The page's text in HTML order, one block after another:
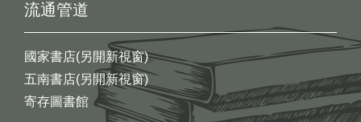
流通管道
國家書店(另開新視窗)
五南書店(另開新視窗)
寄存圖書館